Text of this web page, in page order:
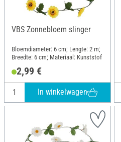
VBS Zonnebloem slinger
Bloemdiameter: 6 cm; Lengte: 2 m;
Breedte: 6 cm; Materiaal: Kunststof
2,99 €
In winkelwagen